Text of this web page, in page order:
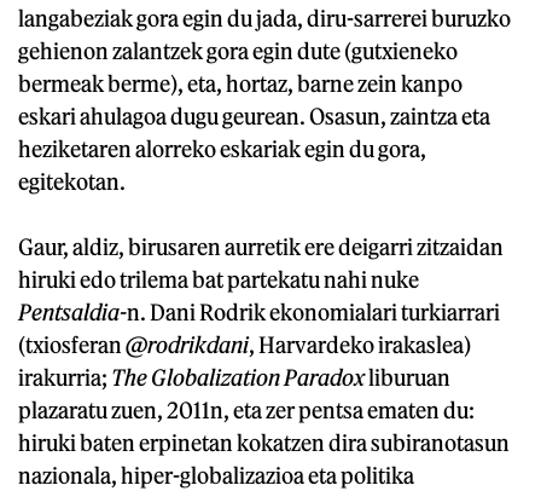
langabeziak gora egin du jada, diru-sarrerei buruzko
gehienon zalantzek gora egin dute (gutxieneko
bermeak berme), eta, hortaz, barne zein kanpo
eskari ahulagoa dugu geurean. Osasun, zaintza eta
heziketaren alorreko eskariak egin du gora,
egitekotan.
Gaur, aldiz, birusaren aurretik ere deigarri zitzaidan
hiruki edo trilema bat partekatu nahi nuke
Pentsaldia-n. Dani Rodrik ekonomialari turkiarrari
(txiosferan@rodrikdani, Harvardeko irakaslea)
irakurria; The Globalization Paradoxliburuan
plazaratu zuen, 2011n, eta zer pentsa ematen du:
hiruki baten erpinetan kokatzen dira subiranotasun
nazionala, hiper-globalizazioa eta politika